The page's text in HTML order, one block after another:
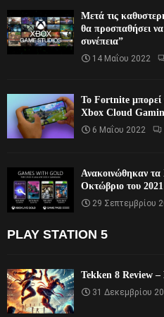
Μετά τις
θα προσπαθήσει
συνέπεια”
14 Μαΐου 2022
Το Fortnite μπορεί
Xbox Cloud
6 Μαΐου 2022
Ανακοινώθηκαν
Οκτώβριο του 2021
29 Σεπτεμβρίου
PLAY STATION 5
Tekken 8 Review –
31 Δεκεμβρίου